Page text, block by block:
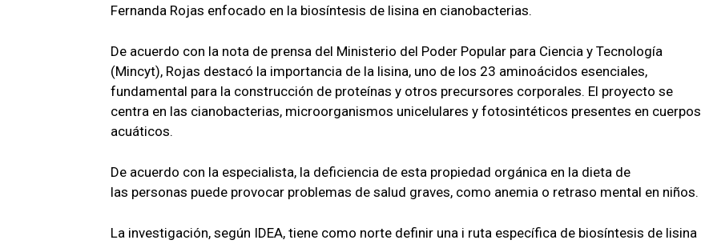
Fernanda Rojas enfocado en la biosíntesis de lisina en cianobacterias.
De acuerdo con la nota de prensa del Ministerio del Poder Popular para Ciencia y Tecnología
(Mincyt), Rojas destacó la importancia de la lisina, uno de los 23 aminoácidos esenciales,
fundamental para la construcción de proteínas y otros precursores corporales. El proyecto se
centra en las cianobacterias, microorganismos unicelulares y fotosintéticos presentes en cuerpos
acuáticos.
De acuerdo con la especialista, la deficiencia de esta propiedad orgánica en la dieta de
las personas puede provocar problemas de salud graves, como anemia o retraso mental en niños.
La investigación, según IDEA, tiene como norte definir una i ruta específica de biosíntesis de lisina